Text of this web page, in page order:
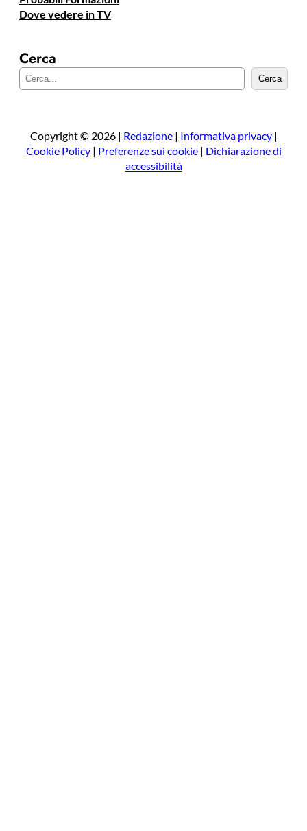
Dove vedere in TV
Cerca
e
a
Cerca
Copyright © 2026 | Redazione | Informativa privacy|
Cookie Policy| Preferenze sui cookie| Dichiarazione di
accessibilità